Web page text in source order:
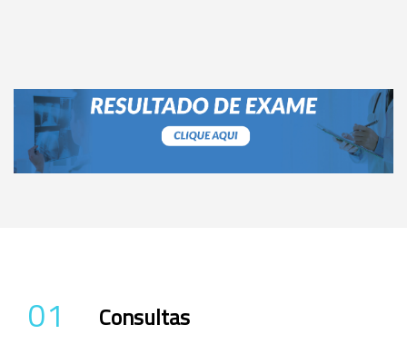
01 Consultas